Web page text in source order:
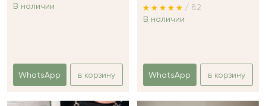
В наличии
WhatsApp в корзину
/ 82
В наличии
WhatsApp в корзину